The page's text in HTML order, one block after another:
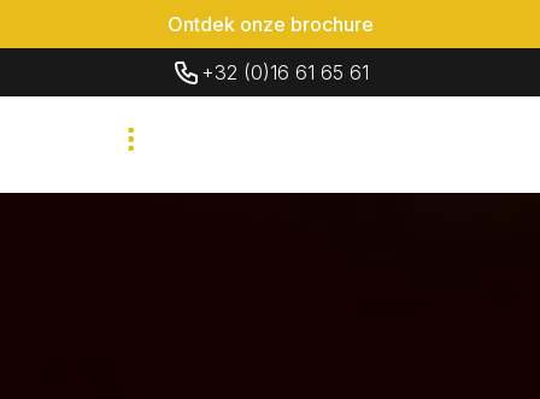
Ontdek onze brochure
+32 (0)16 61 65 61